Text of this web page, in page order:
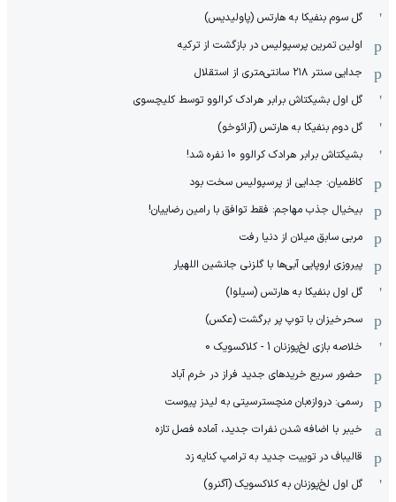
گل سوم بنفیکا به هارتس (پاولیدیس)
اولین تمرین پرسپولیس در بازگشت از ترکیه
جدایی سنتر ۲۱۸ سانتی‌متری از استقلال
گل اول بشیکتاش برابر هرادک کرالوو توسط کلیچسوی
گل دوم بنفیکا به هارتس (آرائوخو)
بشیکتاش برابر هرادک کرالوو 10 نفره شد!
کاظمیان: جدایی از پرسپولیس سخت بود
بیخیال جذب مهاجم: فقط توافق با رامین رضاییان!
مربی سابق میلان از دنیا رفت
پیروزی اروپایی آبی‌ها با گلزنی جانشین اللهیار
گل اول بنفیکا به هارتس (سیلوا)
سحرخیزان با توپ پر برگشت (عکس)
خلاصه بازی لخ‌پوزنان 1 - کلاکسویک 0
حضور سریع خریدهای جدید فراز در خرم آباد
رسمی: دروازه‌بان منچسترسیتی به لیدز پیوست
خیبر با اضافه شدن نفرات جدید، آماده فصل تازه
قالیباف در توییت جدید به ترامپ کنایه زد
گل اول لخ‌پوزنان به کلاکسویک (آگنرو)